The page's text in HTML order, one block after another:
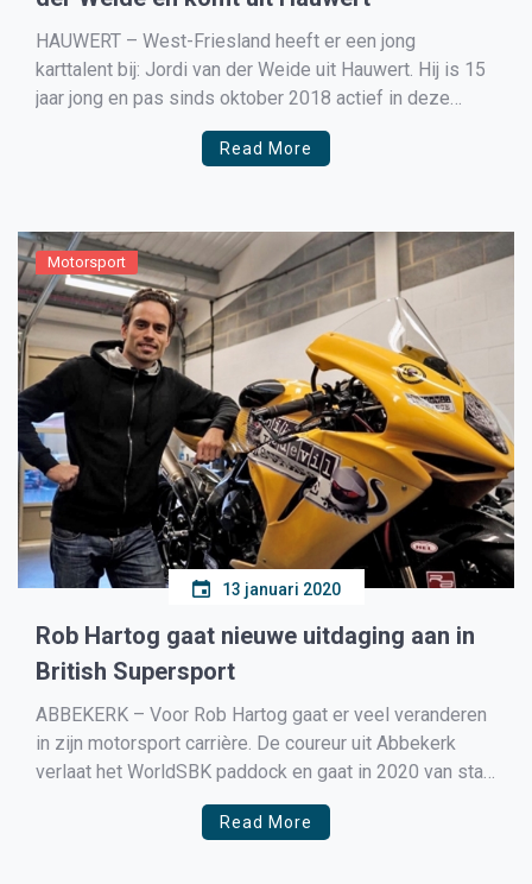
HAUWERT – West-Friesland heeft er een jong
karttalent bij: Jordi van der Weide uit Hauwert. Hij is 15
jaar jong en pas sinds oktober 2018 actief in deze
spectaculaire sport. Na zijn deelname aan zijn eerste
wedstrijdrace in het officiële kampioenschap van de
Read More
Motorsport
13 januari 2020
Rob Hartog gaat nieuwe uitdaging aan in
British Supersport
ABBEKERK – Voor Rob Hartog gaat er veel veranderen
in zijn motorsport carrière. De coureur uit Abbekerk
verlaat het WorldSBK paddock en gaat in 2020 van start
in de British Supersport klasse voor het Bike Devil
Insurance Team op een MV Agusta. Dat betekent ook
Read More